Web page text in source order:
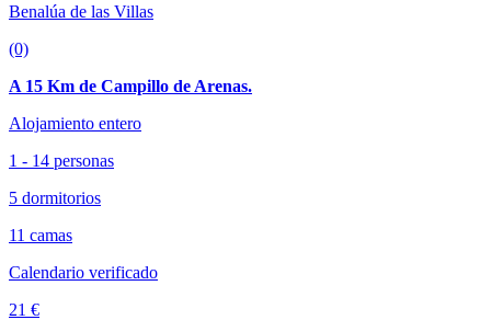
Benalúa de las Villas
(0)
A 15 Km de Campillo de Arenas.
Alojamiento entero
1 - 14 personas
5 dormitorios
11 camas
Calendario verificado
21 €